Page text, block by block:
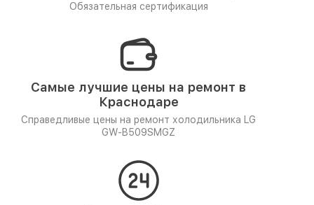
Обязательная сертификация
Самые лучшие цены на ремонт в
Краснодаре
Справедливые цены на ремонт холодильника LG
GW-B509SMGZ